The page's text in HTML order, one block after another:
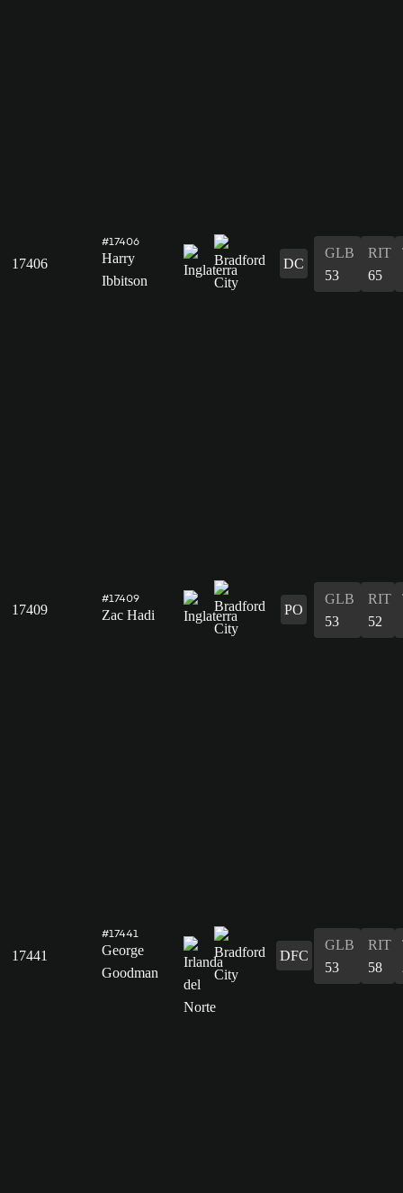
17406
#17406
Harry
Ibbitson
DC
GLB
53
RIT
65
17409
#17409
Zac Hadi PO
GLB
53
RIT
52
17441
#17441
George
Goodman
DFC
GLB
53
RIT
58